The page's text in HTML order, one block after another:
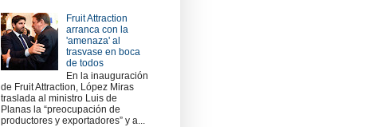
Fruit Attraction
arranca con la
'amenaza' al
trasvase en boca
de todos
En la inauguración
de Fruit Attraction, López Miras
traslada al ministro Luis de
Planas la “preocupación de
productores y exportadores” y a...